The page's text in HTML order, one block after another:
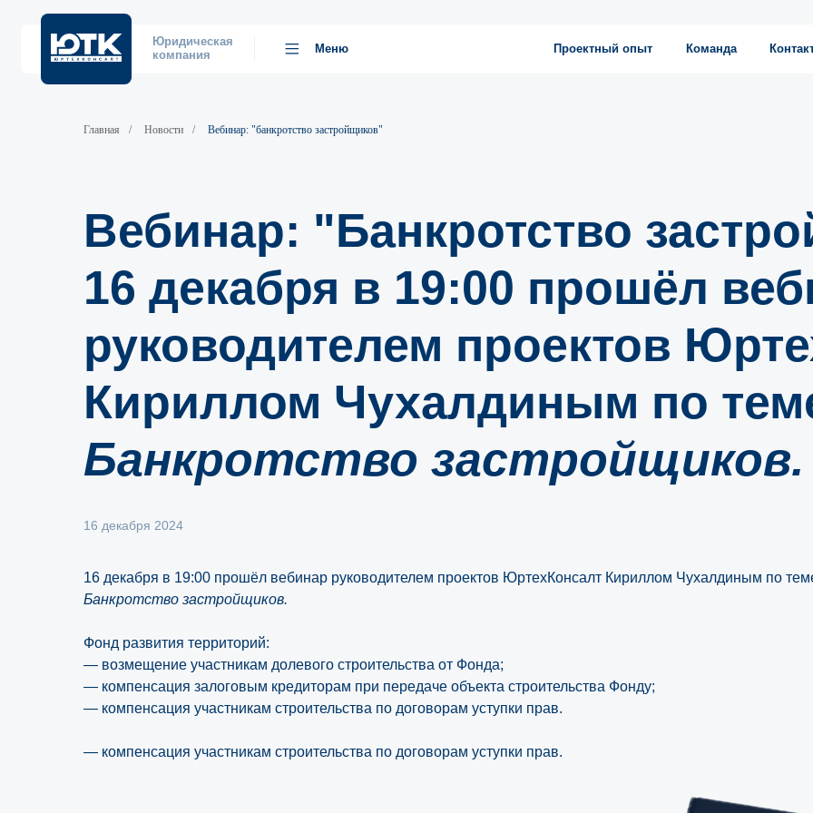
Контакты
Команда
Проектный опыт
Меню
Юридическая
компания
Главная / Новости / Вебинар: "банкротство застройщиков"
Вебинар: "Банкротство
16 декабря в 19:00 прошёл
руководителем проектов
Кириллом Чухалдиным по
Банкротство застройщиков.
16 декабря 2024
16 декабря в 19:00 прошёл вебинар руководителем проектов ЮртехКонсалт Кириллом Чухалдиным по
Банкротство застройщиков.
Фонд развития территорий:
— возмещение участникам долевого строительства от Фонда;
— компенсация залоговым кредиторам при передаче объекта строительства Фонду;
— компенсация участникам строительства по договорам уступки прав.
— компенсация участникам строительства по договорам уступки прав.